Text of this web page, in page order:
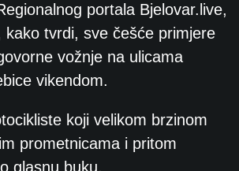
portala Bjelovar.live,
kako tvrdi, sve češće primjere
vožnje na ulicama
vikendom.
koji velikom brzinom
prometnicama i pritom
glasnu buku.